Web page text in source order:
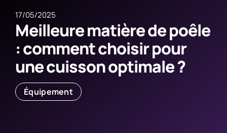
17/05/2025
Meilleure matière de poêle
: comment choisir pour
une cuisson optimale ?
Équipement